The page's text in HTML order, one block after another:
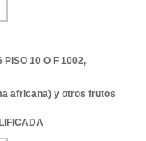
10 O F 1002,
africana) y otros frutos